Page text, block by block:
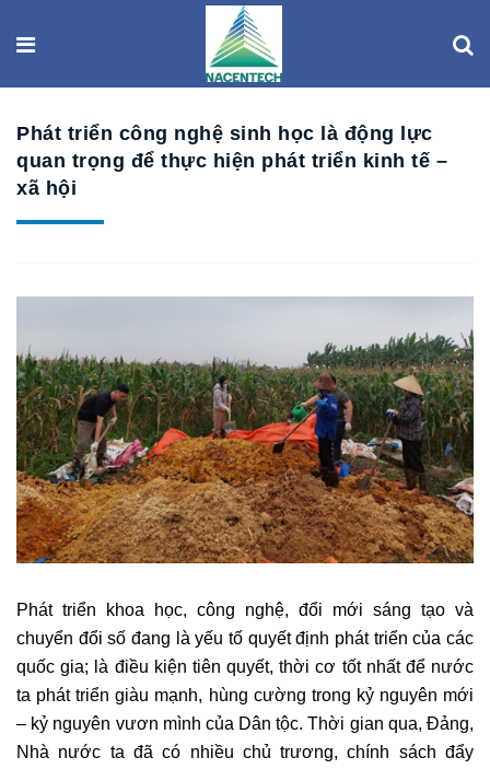
Phát triển công nghệ sinh học là động lực
quan trọng để thực hiện phát triển kinh tế –
xã hội
Phát triển khoa học, công nghệ, đổi mới sáng tạo và
chuyển đổi số đang là yếu tố quyết định phát triển của các
quốc gia; là điều kiện tiên quyết, thời cơ tốt nhất để nước
ta phát triển giàu mạnh, hùng cường trong kỷ nguyên mới
– kỷ nguyên vươn mình của Dân tộc. Thời gian qua, Đảng,
Nhà nước ta đã có nhiều chủ trương, chính sách đẩy